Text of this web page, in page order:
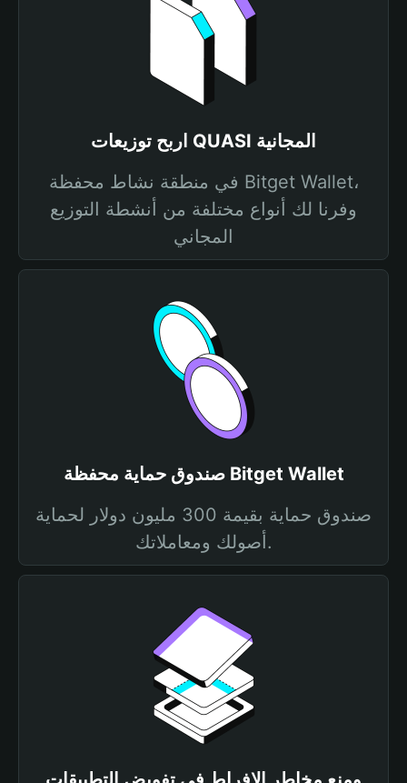
اربح توزيعات QUASI المجانية
في منطقة نشاط محفظة Bitget Wallet،
وفرنا لك أنواع مختلفة من أنشطة التوزيع
المجاني
صندوق حماية محفظة Bitget Wallet
صندوق حماية بقيمة 300 مليون دولار لحماية
أصولك ومعاملاتك.